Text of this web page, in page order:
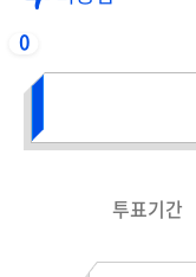
0
투표기간